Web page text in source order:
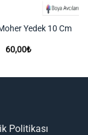
Yedek 10 Cm
60,00₺
Politikası